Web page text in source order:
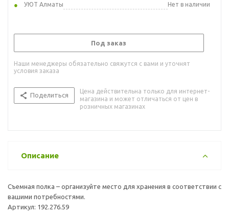
УЮТ Алматы
Нет в наличии
Под заказ
Наши менеджеры обязательно свяжутся с вами и уточнят
условия заказа
Поделиться
Цена действительна только для интернет-
магазина и может отличаться от цен в
розничных магазинах
Описание
Съемная полка – организуйте место для хранения в соответствии с
вашими потребностями.
Артикул: 192.276.59